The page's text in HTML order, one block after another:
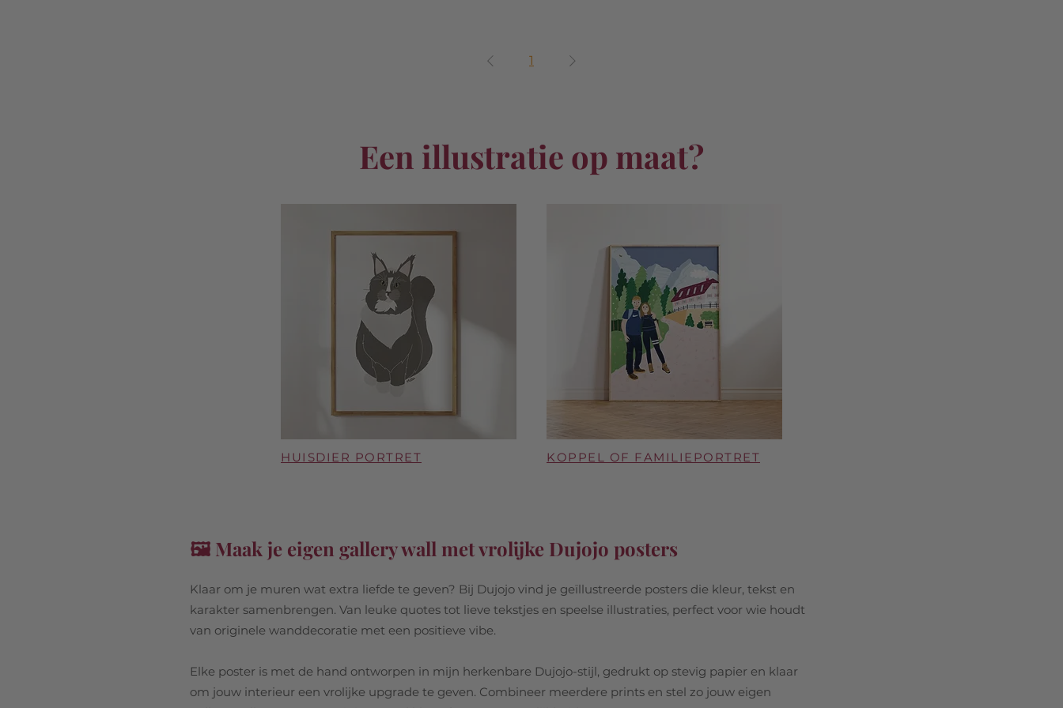
1
Een illustratie op maat?
HUISDIER PORTRET KOPPEL OF FAMILIEPORTRET
🖼️ Maak je eigen gallery wall met vrolijke Dujojo posters
Klaar om je muren wat extra liefde te geven? Bij Dujojo vind je geïllustreerde posters die kleur, tekst en
karakter samenbrengen. Van leuke quotes tot lieve tekstjes en speelse illustraties, perfect voor wie houdt
van originele wanddecoratie met een positieve vibe.
Elke poster is met de hand ontworpen in mijn herkenbare Dujojo-stijl, gedrukt op stevig papier en klaar
om jouw interieur een vrolijke upgrade te geven. Combineer meerdere prints en stel zo jouw eigen